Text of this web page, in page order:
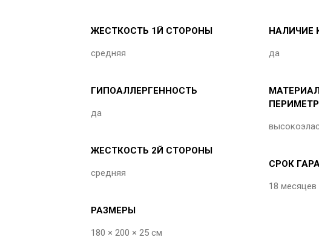
ЖЕСТКОСТЬ 1Й СТОРОНЫ
средняя
ГИПОАЛЛЕРГЕННОСТЬ
да
ЖЕСТКОСТЬ 2Й СТОРОНЫ
средняя
РАЗМЕРЫ
180 × 200 × 25 см
НАЛИЧИЕ
да
СРОК
18 месяцев